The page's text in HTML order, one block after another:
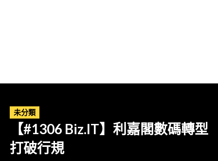
未分類
【#1306 Biz.IT】利嘉閣數碼轉型
打破行規